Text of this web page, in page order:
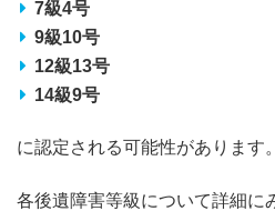
7級4号
9級10号
12級13号
14級9号
に認定される可能性があります。
各後遺障害等級について詳細に